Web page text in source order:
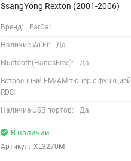
SsangYong Rexton (2001-2006)
Бренд: FarCar
Наличие Wi-Fi: Да
Bluetooth(HandsFree): Да
Встроенный FM/AM тюнер с функцией
RDS:
Наличие USB портов: Да
В наличии
Артикул: XL3270M